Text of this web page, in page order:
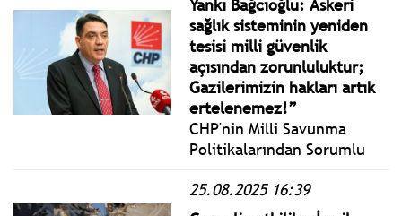
Yankı Bağcıoğlu: Askeri
sağlık sisteminin yeniden
tesisi milli güvenlik
açısından zorunluluktur;
Gazilerimizin hakları artık
ertelenemez!”
CHP'nin Milli Savunma
Politikalarından Sorumlu
Bağcıoğlu: TSK askeri sağlık
sisteminin yeniden inşası
25.08.2025 16:39